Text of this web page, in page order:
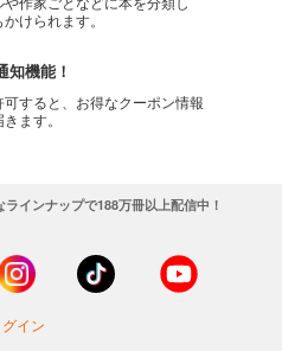
けられます。
知機能！
可すると、お得なクーポン情報
ます。
インナップで188万冊以上配信中！
グイン